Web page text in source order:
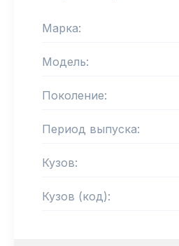
Марка:
Модель:
Поколение:
Период выпуска:
Кузов:
Кузов (код):